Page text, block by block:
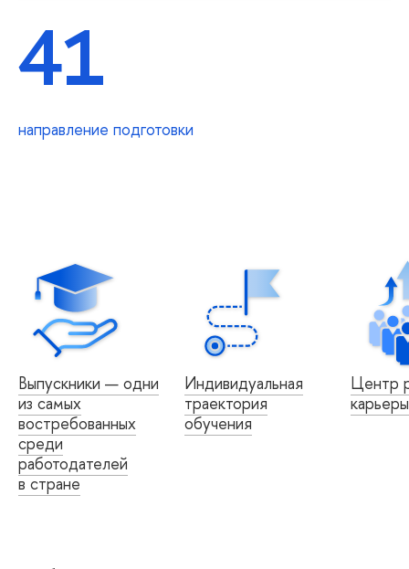
41
направление подготовки
Выпускники — одни
из самых
востребованных
среди
работодателей
в стране
Индивидуальная
траектория
обучения
Центр
карьеры